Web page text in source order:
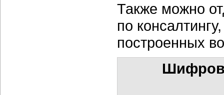
Также можно
по
построенных